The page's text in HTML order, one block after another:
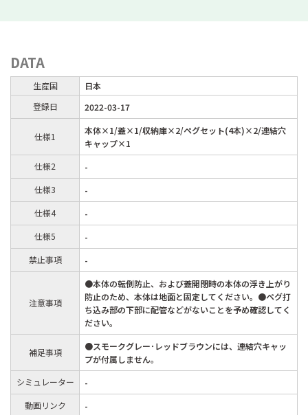
DATA
生産国
日本
登録日
2022-03-17
仕様1
本体×1/蓋×1/収納庫×2/ペグセット(4本)×2/連結穴
キャップ×1
仕様2
-
仕様3
-
仕様4
-
仕様5
-
禁止事項
-
注意事項
●本体の転倒防止、および蓋開閉時の本体の浮き上がり
防止のため、本体は地面と固定してください。●ペグ打
ち込み部の下部に配管などがないことを予め確認してく
ださい。
補足事項
●スモークグレー･レッドブラウンには、連結穴キャッ
プが付属しません。
シミュレーター
-
動画リンク
-